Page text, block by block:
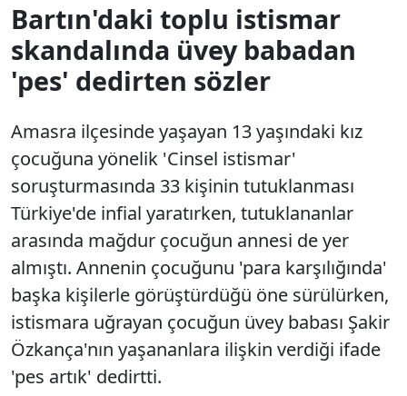
Bartın'daki toplu istismar
skandalında üvey babadan
'pes' dedirten sözler
Amasra ilçesinde yaşayan 13 yaşındaki kız
çocuğuna yönelik 'Cinsel istismar'
soruşturmasında 33 kişinin tutuklanması
Türkiye'de infial yaratırken, tutuklananlar
arasında mağdur çocuğun annesi de yer
almıştı. Annenin çocuğunu 'para karşılığında'
başka kişilerle görüştürdüğü öne sürülürken,
istismara uğrayan çocuğun üvey babası Şakir
Özkança'nın yaşananlara ilişkin verdiği ifade
'pes artık' dedirtti.